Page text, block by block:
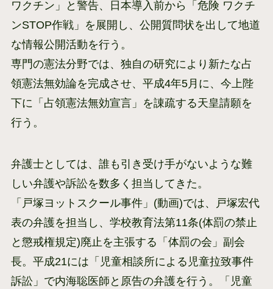
ワクチン」と警告、日本導入前から「危険 ワクチ
ンSTOP作戦」を展開し、公開質問状を出して地道
な情報公開活動を行う。
専門の憲法分野では、独自の研究により新たな占
領憲法無効論を完成させ、平成4年5月に、今上陛
下に「占領憲法無効宣言」を諌疏する天皇請願を
行う。
弁護士としては、誰も引き受け手がないような難
しい弁護や訴訟を数多く担当してきた。
「戸塚ヨットスクール事件」(動画)では、戸塚宏代
表の弁護を担当し、学校教育法第11条(体罰の禁止
と懲戒権規定)廃止を主張する「体罰の会」副会
長。平成21には「児童相談所による児童拉致事件
訴訟」で内海聡医師と原告の弁護を行う。「児童